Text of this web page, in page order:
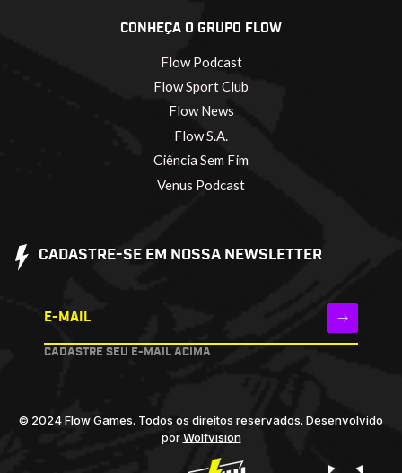
CONHEÇA O GRUPO FLOW
Flow Podcast
Flow Sport Club
Flow News
Flow S.A.
Ciência Sem Fim
Venus Podcast
CADASTRE-SE EM NOSSA NEWSLETTER
E-MAIL
CADASTRE SEU E-MAIL ACIMA
© 2024 Flow Games. Todos os direitos reservados. Desenvolvido
porWolfvision